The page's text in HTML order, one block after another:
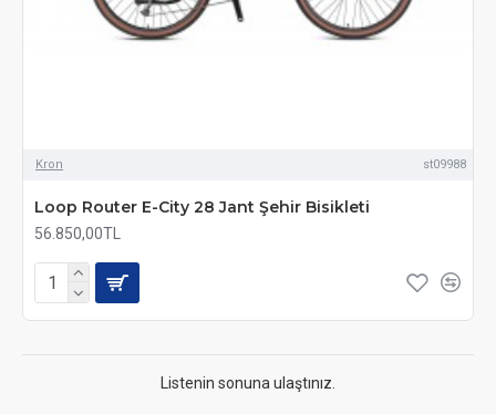
Kron st09988
Loop Router E-City 28 Jant Şehir Bisikleti
56.850,00TL
Listenin sonuna ulaştınız.